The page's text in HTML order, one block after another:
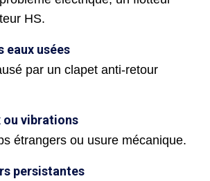
HS.
eaux usées
par un clapet anti-retour
ou vibrations
étrangers ou usure mécanique.
persistantes